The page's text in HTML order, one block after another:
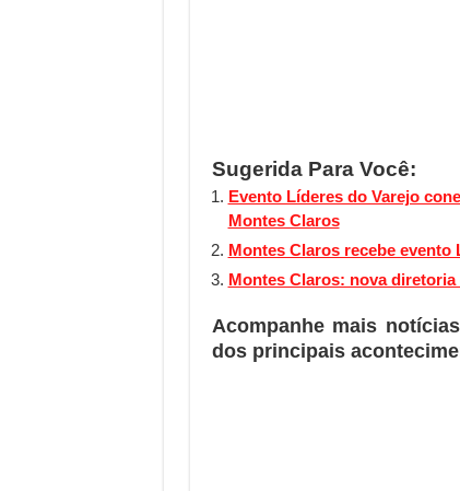
Sugerida Para Você:
Evento Líderes do Varejo
Montes Claros
Montes Claros recebe evento
Montes Claros: nova
Acompanhe mais
dos principais